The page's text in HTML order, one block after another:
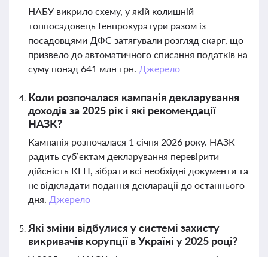
НАБУ викрило схему, у якій колишній
топпосадовець Генпрокуратури разом із
посадовцями ДФС затягували розгляд скарг, що
призвело до автоматичного списання податків на
суму понад 641 млн грн. Джерело
Коли розпочалася кампанія декларування
доходів за 2025 рік і які рекомендації
НАЗК?
Кампанія розпочалася 1 січня 2026 року. НАЗК
радить суб’єктам декларування перевірити
дійсність КЕП, зібрати всі необхідні документи та
не відкладати подання декларації до останнього
дня. Джерело
Які зміни відбулися у системі захисту
викривачів корупції в Україні у 2025 році?